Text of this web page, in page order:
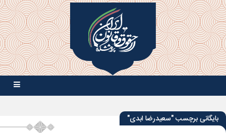
بایگانی برچسب "سعیدرضا ابدی"